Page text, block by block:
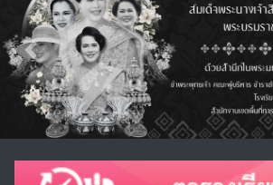
Previous